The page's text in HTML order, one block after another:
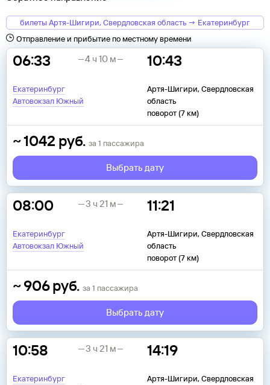
билеты Артя-Шигири, Свердловская область → Екатеринбург
Отправление и прибытие по местному времени
06:33
Екатеринбург
Автовокзал Южный
10:43
Артя-Шигири, Свердловская
область
поворот (7 км)
4 ч 10 м
~1042 руб. за 1 пассажира
Выбрать дату
08:00
Екатеринбург
Автовокзал Южный
11:21
Артя-Шигири, Свердловская
область
поворот (7 км)
3 ч 21 м
~906 руб. за 1 пассажира
Выбрать дату
10:58
Екатеринбург
14:19
Артя-Шигири, Свердловская
3 ч 21 м